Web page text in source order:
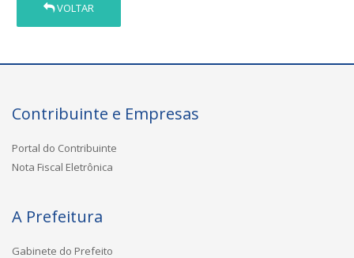
VOLTAR
Contribuinte e Empresas
Portal do Contribuinte
Nota Fiscal Eletrônica
A Prefeitura
Gabinete do Prefeito